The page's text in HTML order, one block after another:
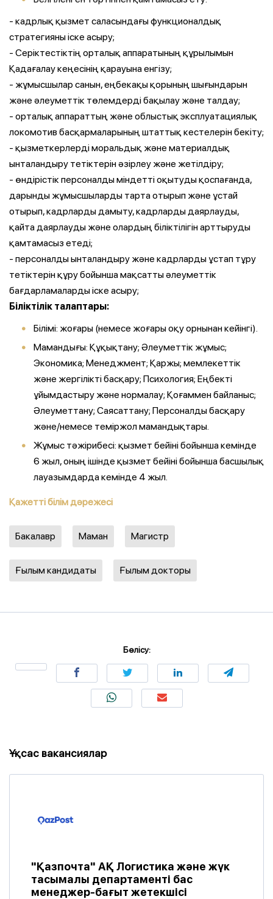
- кадрлық қызмет саласындағы функционалдық
стратегияны іске асыру;
- Серіктестіктің орталық аппаратының құрылымын
Қадағалау кеңесінің қарауына енгізу;
- жұмысшылар санын, еңбекақы қорының шығындарын
және әлеуметтік төлемдерді бақылау және талдау;
- орталық аппараттың және облыстық эксплуатациялық
локомотив басқармаларының штаттық кестелерін бекіту;
- қызметкерлерді моральдық және материалдық
ынталандыру тетіктерін әзірлеу және жетілдіру;
- өндірістік персоналды міндетті оқытуды қоспағанда,
дарынды жұмысшыларды тарта отырып және ұстай
отырып, кадрларды дамыту, кадрларды даярлауды,
қайта даярлауды және олардың біліктілігін арттыруды
қамтамасыз етеді;
- персоналды ынталандыру және кадрларды ұстап тұру
тетіктерін құру бойынша мақсатты әлеуметтік
бағдарламаларды іске асыру;
Біліктілік талаптары:
Білімі: жоғары (немесе жоғары оқу орнынан кейінгі).
Мамандығы: Құқықтану; Әлеуметтік жұмыс;
Экономика; Менеджмент; Қаржы; мемлекеттік
және жергілікті басқару; Психология; Еңбекті
ұйымдастыру және нормалау; Қоғаммен байланыс;
Әлеуметтану; Саясаттану; Персоналды басқару
және/немесе теміржол мамандықтары.
Жұмыс тәжірибесі: қызмет бейіні бойынша кемінде
6 жыл, оның ішінде қызмет бейіні бойынша басшылық
лауазымдарда кемінде 4 жыл.
Қажетті білім дәрежесі
Бакалавр Маман Магистр
Ғылым кандидаты Ғылым докторы
Бөлісу:
Ұқсас вакансиялар
"Қазпочта" АҚ Логистика және жүк
тасымалы департаменті бас
менеджер-бағыт жетекшісі